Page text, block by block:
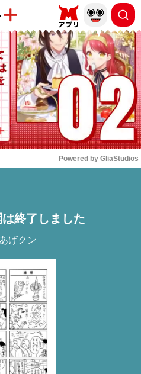
もっと読む
Powered by GliaStudios
終了しました
げクン